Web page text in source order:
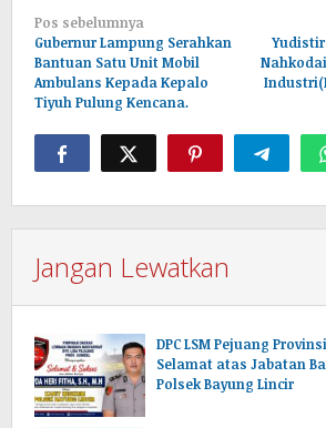
Navigasi
pos
Pos sebelumnya
Gubernur Lampung Serahkan
Bantuan Satu Unit Mobil
Ambulans Kepada Kepalo
Tiyuh Pulung Kencana.
Jangan Lewatkan
DPC LSM Pejuang
Selamat atas Jabatan
Polsek Bayung Lincir